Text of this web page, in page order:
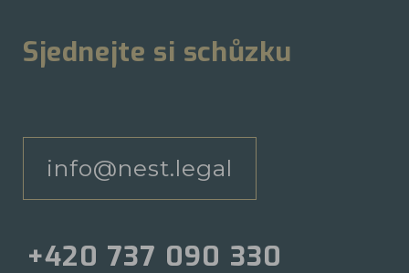
Sjednejte si schůzku
info@nest.legal
+420 737 090 330